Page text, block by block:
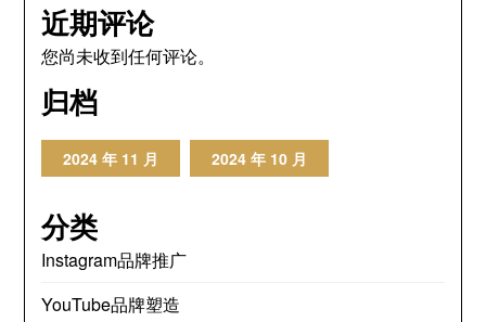
近期评论
您尚未收到任何评论。
归档
2024 年 11 月 2024 年 10 月
分类
Instagram品牌推广
YouTube品牌塑造